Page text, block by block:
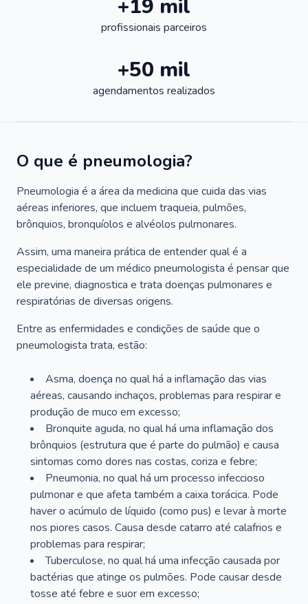
+19 mil
profissionais parceiros
+50 mil
agendamentos realizados
O que é pneumologia?
Pneumologia é a área da medicina que cuida das vias
aéreas inferiores, que incluem traqueia, pulmões,
brônquios, bronquíolos e alvéolos pulmonares.
Assim, uma maneira prática de entender qual é a
especialidade de um médico pneumologista é pensar que
ele previne, diagnostica e trata doenças pulmonares e
respiratórias de diversas origens.
Entre as enfermidades e condições de saúde que o
pneumologista trata, estão:
Asma, doença no qual há a inflamação das vias
aéreas, causando inchaços, problemas para respirar e
produção de muco em excesso;
Bronquite aguda, no qual há uma inflamação dos
brônquios (estrutura que é parte do pulmão) e causa
sintomas como dores nas costas, coriza e febre;
Pneumonia, no qual há um processo infeccioso
pulmonar e que afeta também a caixa torácica. Pode
haver o acúmulo de líquido (como pus) e levar à morte
nos piores casos. Causa desde catarro até calafrios e
problemas para respirar;
Tuberculose, no qual há uma infecção causada por
bactérias que atinge os pulmões. Pode causar desde
tosse até febre e suor em excesso;